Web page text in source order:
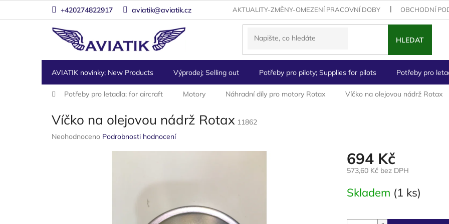
+420274822917 aviatik@aviatik.cz AKTUALITY-ZMĚNY-OMEZENÍ PRACOVNÍ DOBY OBCHODNÍ
HLEDAT
AVIATIK novinky; New Products Výprodej; Selling out Potřeby pro piloty; Supplies for pilots Potřeby pro
Potřeby pro letadla; for aircraft Motory Náhradní díly pro motory Rotax Víčko na olejovou nádrž Rotax
Víčko na olejovou nádrž Rotax 11862
Průměrné
Neohodnoceno Podrobnosti hodnocení
694 Kč
573,60 Kč bez DPH
cena:
Skladem (1 ks)